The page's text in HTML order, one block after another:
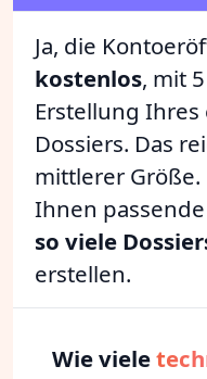
Ja, die
kostenlos, mit
Erstellung
Dossiers. Das
mittlerer
Ihnen
so viele
erstellen.
Wie viele